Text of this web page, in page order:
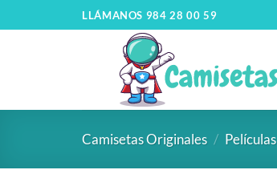
LLÁMANOS 984 28 00 59
Camisetas Originales / Películas